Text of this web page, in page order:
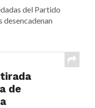
del Partido
desencadenan
de